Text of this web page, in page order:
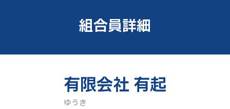
組合員詳細
有限会社 有起
ゆうき